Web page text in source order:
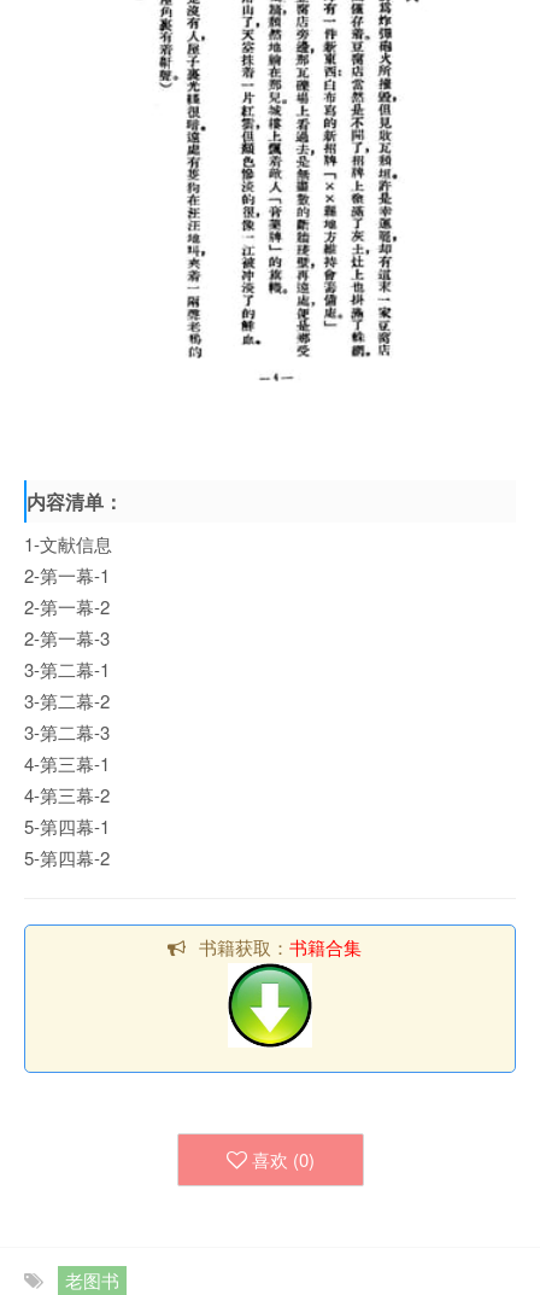
内容清单：
1-文献信息
2-第一幕-1
2-第一幕-2
2-第一幕-3
3-第二幕-1
3-第二幕-2
3-第二幕-3
4-第三幕-1
4-第三幕-2
5-第四幕-1
5-第四幕-2
书籍获取： 书籍合集
喜欢 (0)
老图书